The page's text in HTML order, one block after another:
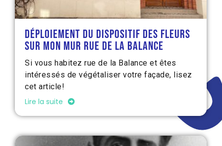
Déploiement du dispositif Des fleurs
sur mon mur rue de la Balance
Si vous habitez rue de la Balance et êtes
intéressés de végétaliser votre façade, lisez
cet article!
Lire la suite